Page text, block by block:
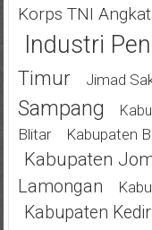
Korps TNI
Industri
Timur
Jimad
Sampang
Blitar
Kabupaten
Kabupaten
Lamongan
Kabupaten